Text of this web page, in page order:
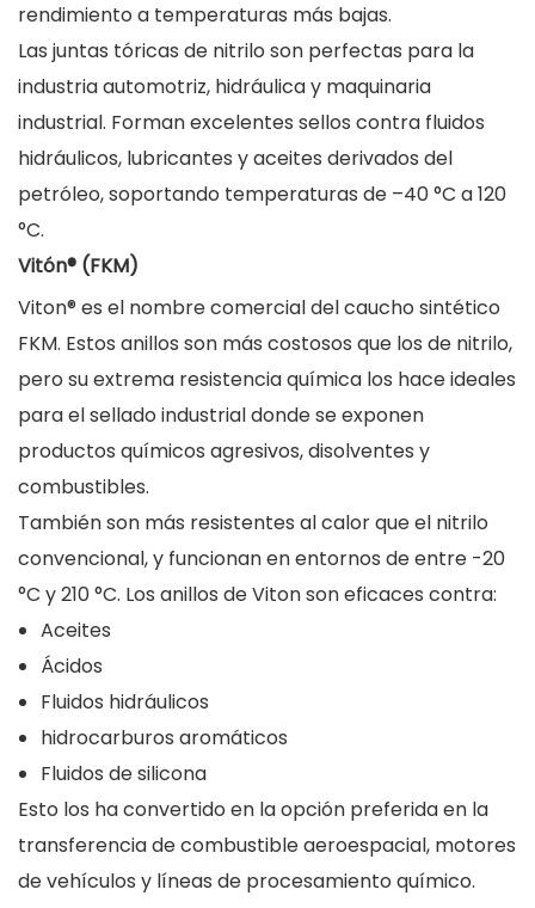
rendimiento a temperaturas más bajas.
Las juntas tóricas de nitrilo son perfectas para la
industria automotriz, hidráulica y maquinaria
industrial. Forman excelentes sellos contra fluidos
hidráulicos, lubricantes y aceites derivados del
petróleo, soportando temperaturas de –40 °C a 120
°C.
Vitón® (FKM)
Viton® es el nombre comercial del caucho sintético
FKM. Estos anillos son más costosos que los de nitrilo,
pero su extrema resistencia química los hace ideales
para el sellado industrial donde se exponen
productos químicos agresivos, disolventes y
combustibles.
También son más resistentes al calor que el nitrilo
convencional, y funcionan en entornos de entre -20
°C y 210 °C. Los anillos de Viton son eficaces contra:
Aceites
Ácidos
Fluidos hidráulicos
hidrocarburos aromáticos
Fluidos de silicona
Esto los ha convertido en la opción preferida en la
transferencia de combustible aeroespacial, motores
de vehículos y líneas de procesamiento químico.